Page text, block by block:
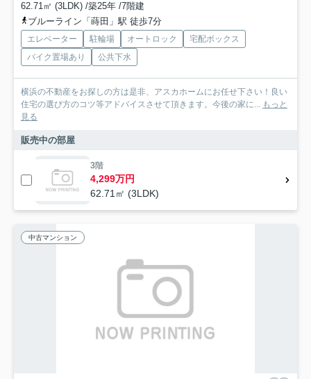
62.71㎡ (3LDK) /築25年 /7階建
ブルーライン「蒔田」駅 徒歩7分
エレベーター 駐輪場 オートロック
宅配ボックス
バイク置場あり
公共下水
横浜の不動産をお探しの方は是非、アスカホームにお任せ下さい！良い
住宅の選び方のコツ等アドバイスさせて頂きます。今後の家に... もっと
見る
販売中の部屋
3階
4,299万円
62.71㎡ (3LDK)
中古マンション